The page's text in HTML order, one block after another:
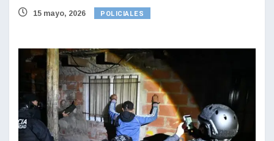
15 mayo, 2026 POLICIALES